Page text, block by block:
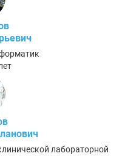
лабораторной